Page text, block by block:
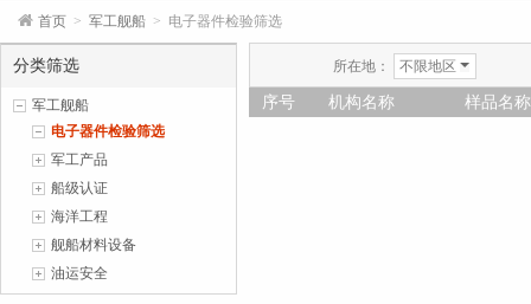
FFSEXXTkjeroPv
(2023-02-03)
SdwLBwDombxYI
(2021-11-09)
(2020-11-21)
1
(2026-07-06)
首页 > 军工舰船 > 电子器件检验筛选
分类筛选
军工舰船
电子器件检验筛选
军工产品
船级认证
海洋工程
舰船材料设备
油运安全
所在地： 不限地区
序号 机构名称 样品名称